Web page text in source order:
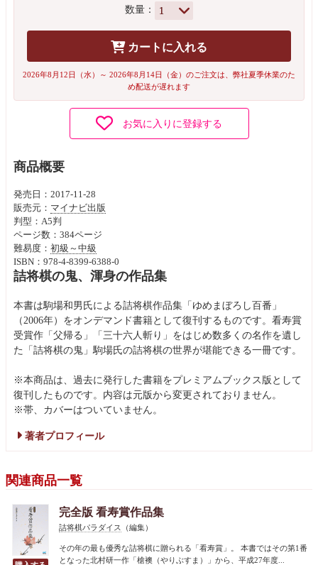
数量：
カートに入れる
2026年8月12日（水）～ 2026年8月14日（金）のご注文は、弊社夏季休業のた
め配送が遅れます
お気に入りに登録する
商品概要
発売日：2017-11-28
販売元： マイナビ出版
判型：A5判
ページ数：384ページ
難易度： 初級～中級
ISBN：978-4-8399-6388-0
詰将棋の鬼、渾身の作品集
本書は駒場和男氏による詰将棋作品集「ゆめまぼろし百番」
（2006年）をオンデマンド書籍として復刊するものです。看寿賞
受賞作「父帰る」「三十六人斬り」をはじめ数多くの名作を遺し
た「詰将棋の鬼」駒場氏の詰将棋の世界が堪能できる一冊です。
※本商品は、過去に発行した書籍をプレミアムブックス版として
復刊したものです。内容は元版から変更されておりません。
※帯、カバーはついていません。
著者プロフィール
関連商品一覧
完全版 看寿賞作品集
詰将棋パラダイス （編集）
その年の最も優秀な詰将棋に贈られる「看寿賞」。 本書ではその第1番
となった北村研一作「槍襖（やりぶすま）」から、平成27年度...